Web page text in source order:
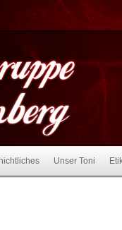
Unser Toni